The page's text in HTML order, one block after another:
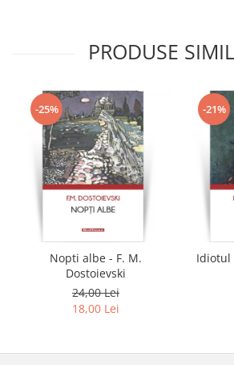
PRODUSE
-25%
Nopti albe - F. M.
Dostoievski
24,00 Lei
18,00 Lei
-21%
Idiotul